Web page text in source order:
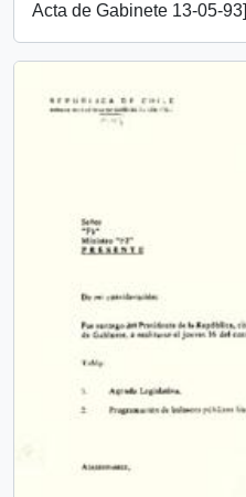
Acta de Gabinete 13-05-93]